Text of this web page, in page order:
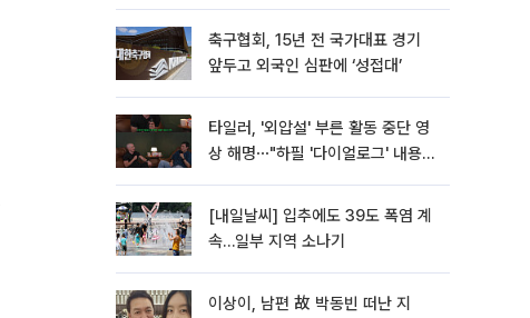
축구협회, 15년 전 국가대표 경기
앞두고 외국인 심판에 ‘성접대’
타일러, '외압설' 부른 활동 중단 영
상 해명⋯"하필 '다이얼로그' 내용이
[내일날씨] 입추에도 39도 폭염 계
속…일부 지역 소나기
이상이, 남편 故 박동빈 떠난 지